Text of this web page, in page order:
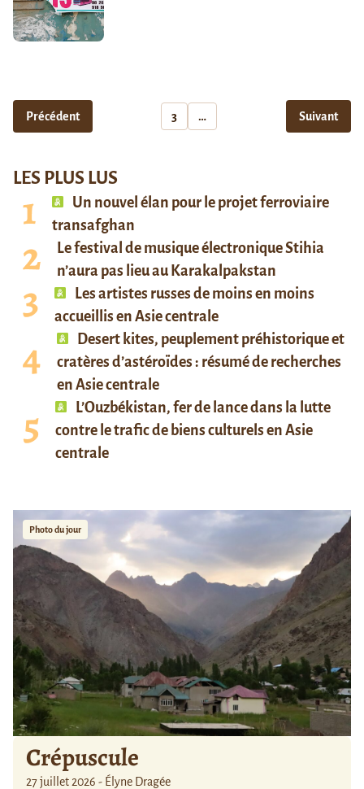
Précédent 3 … Suivant
LES PLUS LUS
Un nouvel élan pour le projet ferroviaire
transafghan
Le festival de musique électronique Stihia
n’aura pas lieu au Karakalpakstan
Les artistes russes de moins en moins
accueillis en Asie centrale
Desert kites, peuplement préhistorique et
cratères d’astéroïdes : résumé de recherches
en Asie centrale
L’Ouzbékistan, fer de lance dans la lutte
contre le trafic de biens culturels en Asie
centrale
Photo du jour
Crépuscule
27 juillet 2026 - Élyne Dragée